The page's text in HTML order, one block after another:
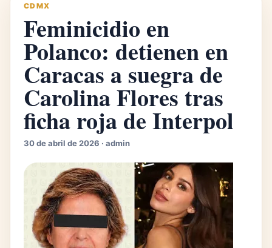
CDMX
Feminicidio en
Polanco: detienen en
Caracas a suegra de
Carolina Flores tras
ficha roja de Interpol
30 de abril de 2026 · admin